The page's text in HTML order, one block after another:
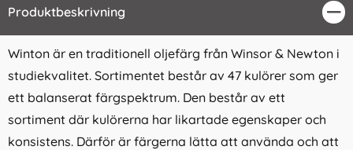
Produktbeskrivning
Winton är en traditionell oljefärg från Winsor & Newton i
studiekvalitet. Sortimentet består av 47 kulörer som ger
ett balanserat färgspektrum. Den består av ett
sortiment där kulörerna har likartade egenskaper och
konsistens. Därför är färgerna lätta att använda och att